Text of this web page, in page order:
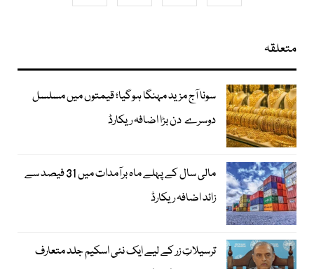
متعلقہ
سونا آج مزید مہنگا ہوگیا؛ قیمتوں میں مسلسل
دوسرے دن بڑا اضافہ ریکارڈ
مالی سال کے پہلے ماہ برآمدات میں 31 فیصد سے
زائد اضافہ ریکارڈ
ترسیلاتِ زر کے لیے ایک نئی اسکیم جلد متعارف